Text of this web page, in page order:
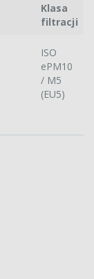
Klasa
filtracji
ISO
ePM10
/ M5
(EU5)